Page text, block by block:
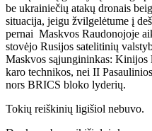
be ukrainiečių atakų dronais
situacija, jeigu žvilgelėtume į
pernai Maskvos Raudonojoje
stovėjo Rusijos satelitinių
Maskvos sąjungininkas: Kinijos
karo technikos, nei II
nors BRICS bloko lyderių.
Tokių reiškinių ligišiol nebuvo.